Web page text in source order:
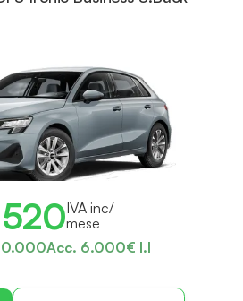
IVA inc/
mese
Acc. 6.000€ I.I